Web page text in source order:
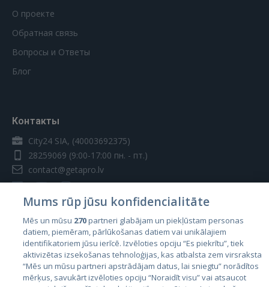
О проекте
Обратная связь
Вопросы и Ответы
Блог
Контакты
City24 SIA, (40003692375)
28259069 (9:00-17:00 пн. - пт.)
contact@getapro.lv
Страны
Эстония
Латвия
Mums rūp jūsu konfidencialitāte
Mēs un mūsu 270partneri glabājam un piekļūstam personas
datiem, piemēram, pārlūkošanas datiem vai unikālajiem
identifikatoriem jūsu ierīcē. Izvēloties opciju “Es piekrītu”, tiek
aktivizētas izsekošanas tehnoloģijas, kas atbalsta zem virsraksta
“Mēs un mūsu partneri apstrādājam datus, lai sniegtu” norādītos
mērķus, savukārt izvēloties opciju “Noraidīt visu” vai atsaucot